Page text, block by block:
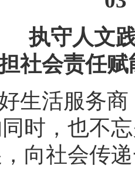
执守人文
社会责任
生活服务
时，也不
向社会传